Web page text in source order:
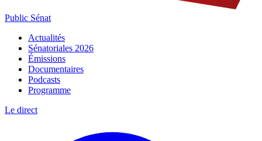
Public Sénat
Actualités
Sénatoriales 2026
Émissions
Documentaires
Podcasts
Programme
Le direct